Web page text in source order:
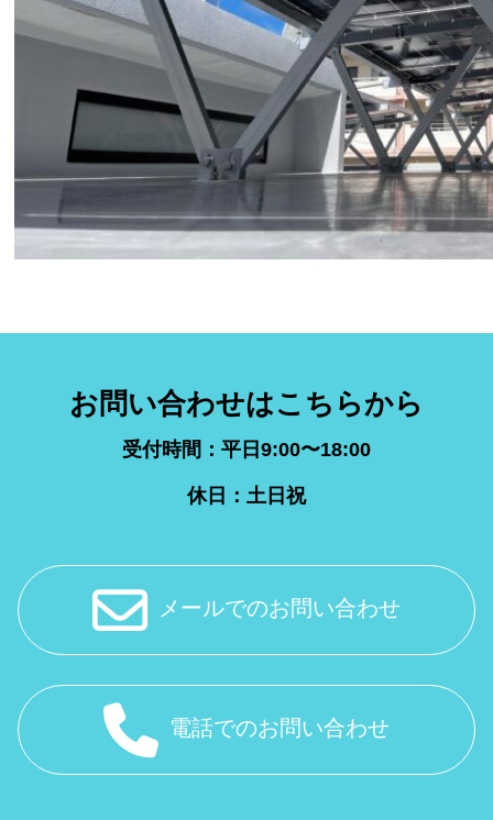
お問い合わせはこちらから
受付時間：平日9:00〜18:00
休日：土日祝
メールでのお問い合わせ
電話でのお問い合わせ